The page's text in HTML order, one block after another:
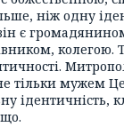
ніж одну
є
тільки мужем
ідентичність,